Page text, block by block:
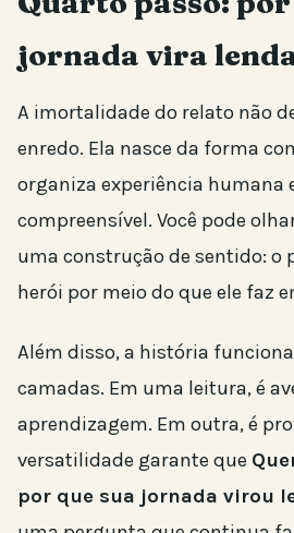
jornada vira
A imortalidade do relato não
enredo. Ela nasce da forma
organiza experiência humana
compreensível. Você pode
uma construção de sentido: o
herói por meio do que ele faz
Além disso, a história
camadas. Em uma leitura, é
aprendizagem. Em outra, é
versatilidade garante que
por que sua jornada virou